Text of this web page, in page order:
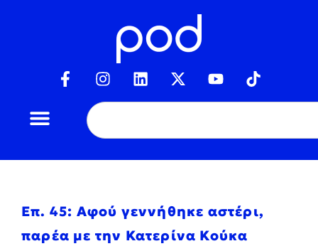
Επ. 45: Αφού γεννήθηκε αστέρι,
παρέα με την Κατερίνα Κούκα